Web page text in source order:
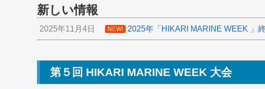
新しい情報
2025年11月4日 NEW! 2025年「HIKARI MARINE WEEK 」
第５回 HIKARI MARINE WEEK 大会